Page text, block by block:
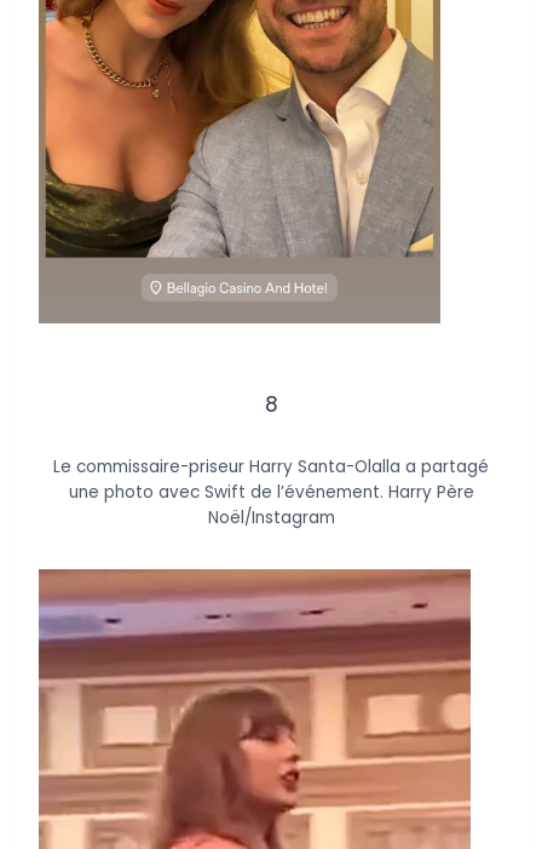
8
Le commissaire-priseur Harry Santa-Olalla a partagé
une photo avec Swift de l’événement. Harry Père
Noël/Instagram